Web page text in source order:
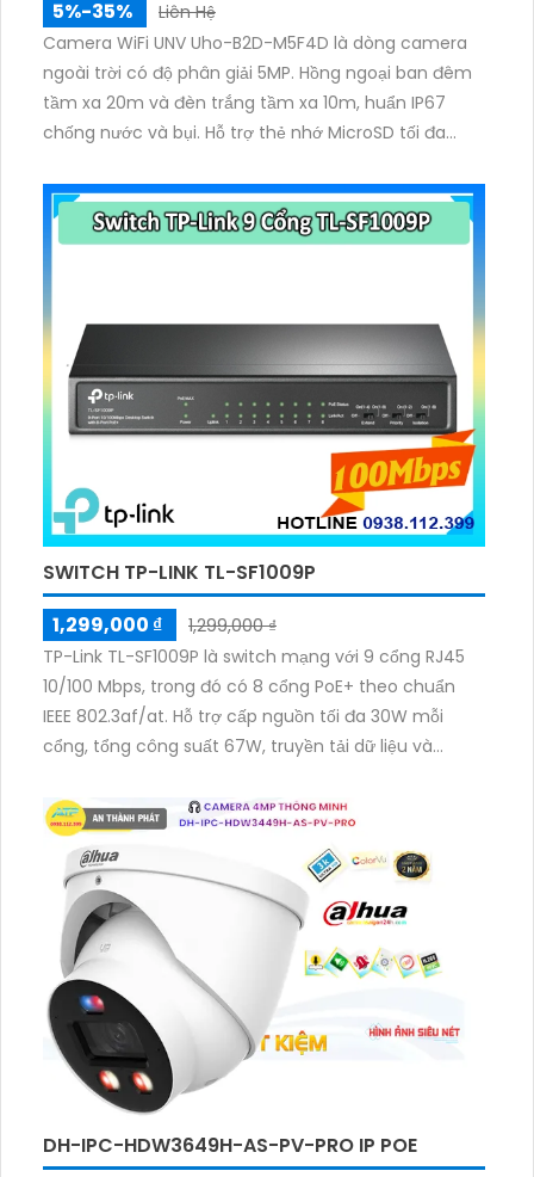
5%-35%
Liên Hệ
Camera WiFi UNV Uho-B2D-M5F4D là dòng camera
ngoài trời có độ phân giải 5MP. Hồng ngoại ban đêm
tầm xa 20m và đèn trắng tầm xa 10m, huẩn IP67
chống nước và bụi. Hỗ trợ thẻ nhớ MicroSD tối đa
SWITCH TP-LINK TL-SF1009P
1,299,000 ₫
1,299,000 ₫
TP-Link TL-SF1009P là switch mạng với 9 cổng RJ45
10/100 Mbps, trong đó có 8 cổng PoE+ theo chuẩn
IEEE 802.3af/at. Hỗ trợ cấp nguồn tối đa 30W mỗi
cổng, tổng công suất 67W, truyền tải dữ liệu và
độ Ưu tiên và Cách ly, đảm bảo hiệu suất cao, bảo
mật ổn định.
DH-IPC-HDW3649H-AS-PV-PRO IP POE